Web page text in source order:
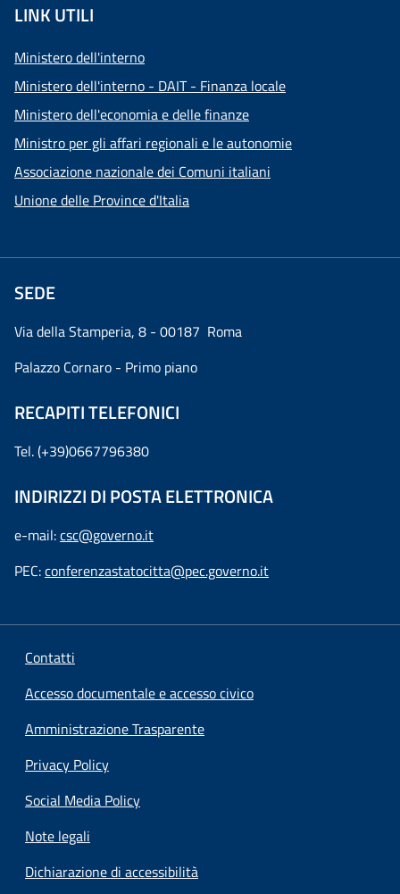
LINK UTILI
Ministero dell'interno
Ministero dell'interno - DAIT - Finanza locale
Ministero dell'economia e delle finanze
Ministro per gli affari regionali e le autonomie
Associazione nazionale dei Comuni italiani
Unione delle Province d'Italia
SEDE
Via della Stamperia, 8 - 00187 Roma
Palazzo Cornaro - Primo piano
RECAPITI TELEFONICI
Tel. (+39)0667796380
INDIRIZZI DI POSTA ELETTRONICA
e-mail:csc@governo.it
PEC:conferenzastatocitta@pec.governo.it
Contatti
Accesso documentale e accesso civico
Amministrazione Trasparente
Privacy Policy
Social Media Policy
Note legali
Dichiarazione di accessibilità